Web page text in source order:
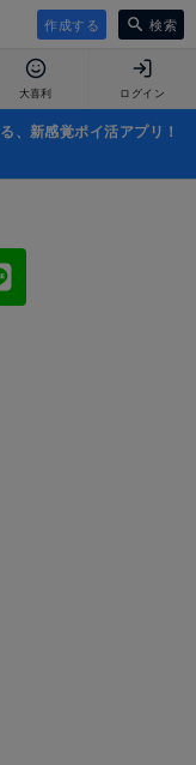
作成する 検索
大喜利 ログイン
、新感覚ポイ活アプリ！